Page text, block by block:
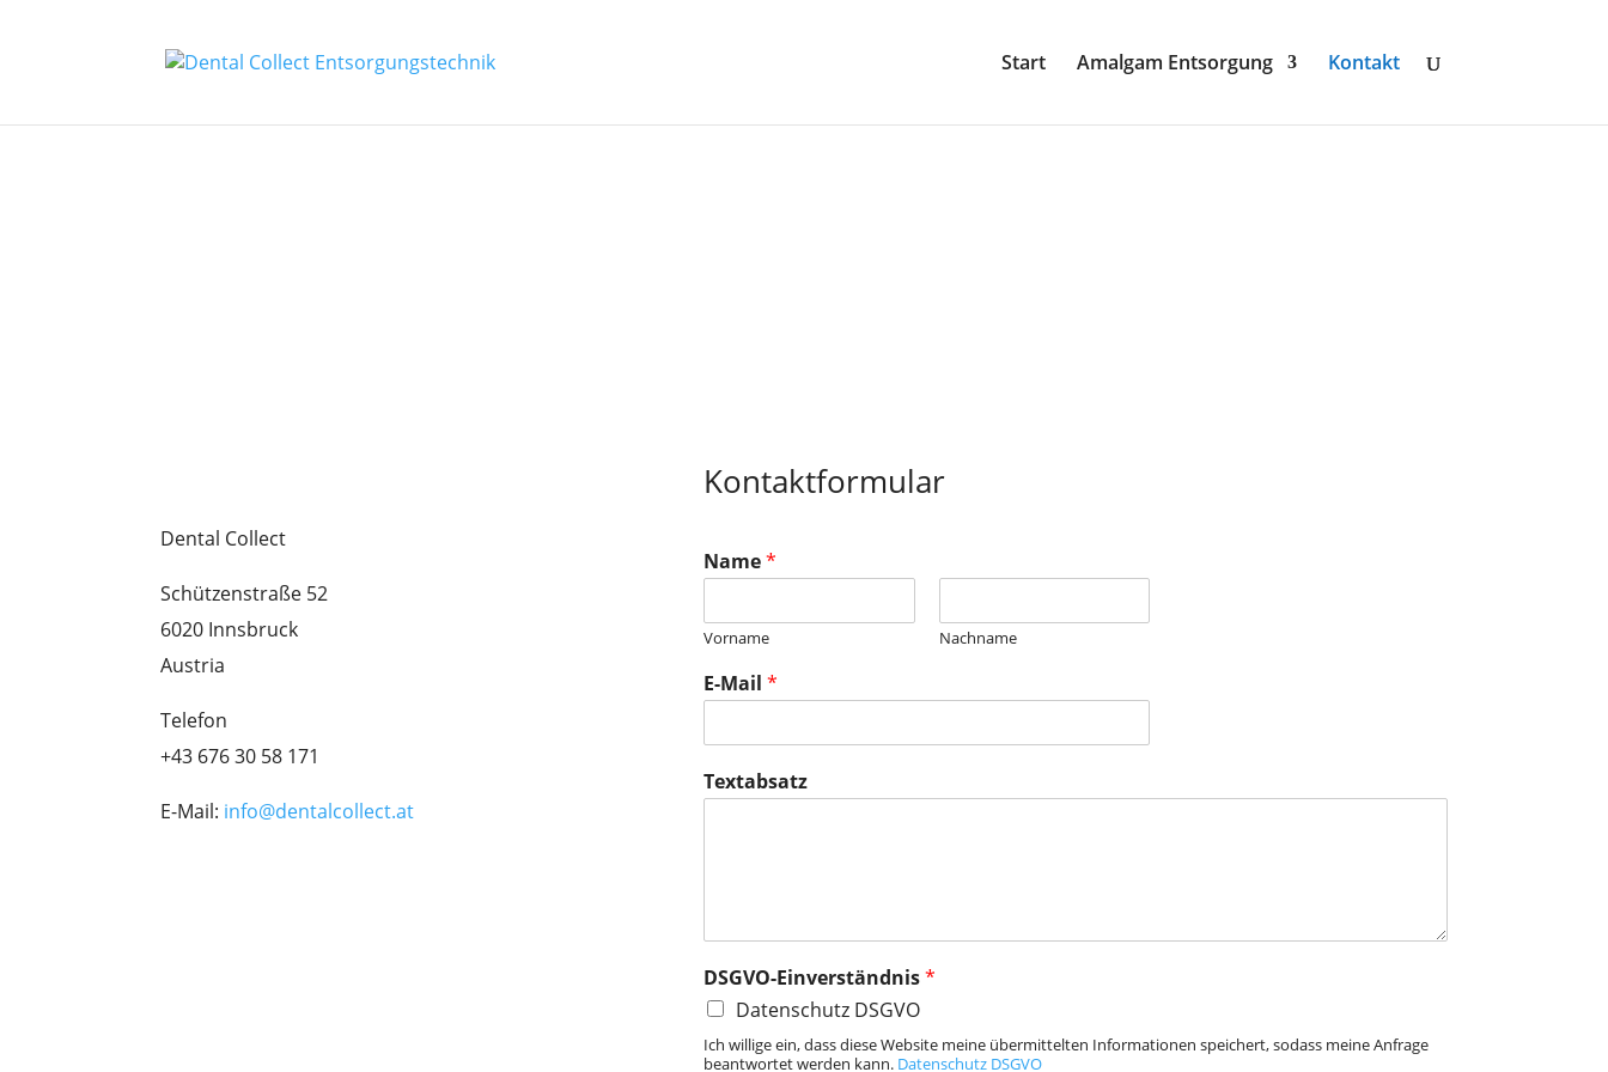
Start Amalgam Entsorgung Kontakt
Dental Collect
Schützenstraße 52
6020 Innsbruck
Austria
Telefon
+43 676 30 58 171
E-Mail: info@dentalcollect.at
Kontaktformular
Name*
Vorname Nachname
E-Mail*
Textabsatz
DSGVO-Einverständnis*
Datenschutz DSGVO
Ich willige ein, dass diese Website meine übermittelten Informationen speichert, sodass meine Anfrage
beantwortet werden kann. Datenschutz DSGVO